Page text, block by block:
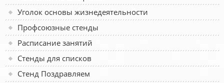
Уголок основы жизнедеятельности
Профсоюзные стенды
Расписание занятий
Стенды для списков
Стенд Поздравляем